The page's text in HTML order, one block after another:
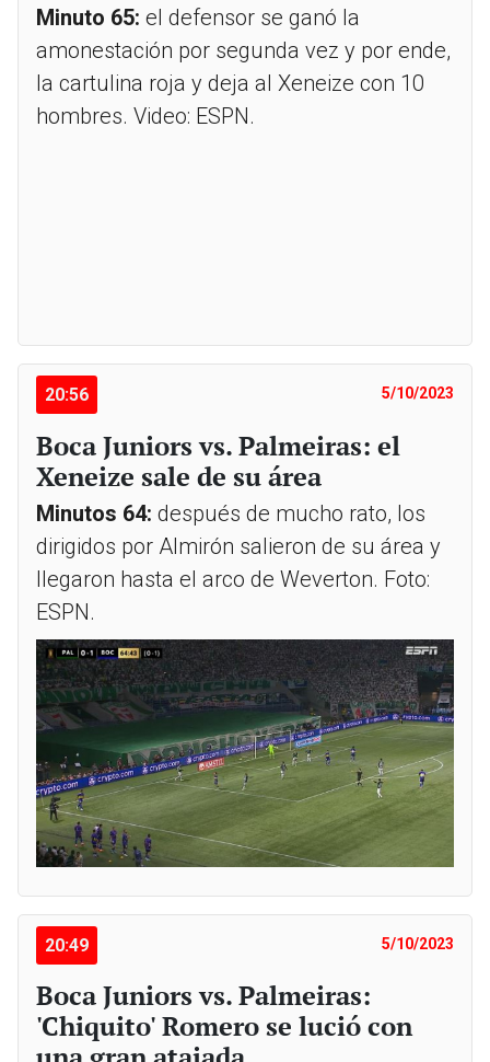
Minuto 65: el defensor se ganó la
amonestación por segunda vez y por ende,
la cartulina roja y deja al Xeneize con 10
hombres. Video: ESPN.
20:56 5/10/2023
Boca Juniors vs. Palmeiras: el
Xeneize sale de su área
Minutos 64: después de mucho rato, los
dirigidos por Almirón salieron de su área y
llegaron hasta el arco de Weverton. Foto:
ESPN.
20:49 5/10/2023
Boca Juniors vs. Palmeiras:
'Chiquito' Romero se lució con